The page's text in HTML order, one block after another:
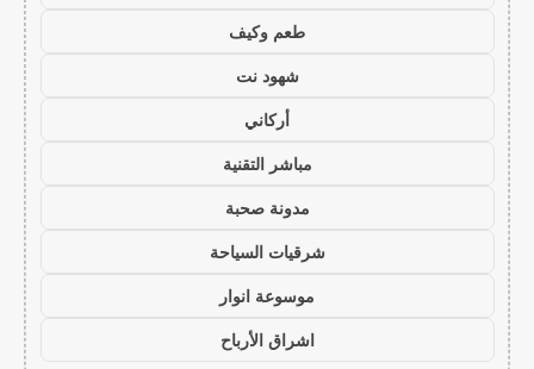
طعم وكيف
شهود نت
أركاني
مباشر التقنية
مدونة صحبة
شرقيات السياحة
موسوعة انوار
اشراق الأرباح